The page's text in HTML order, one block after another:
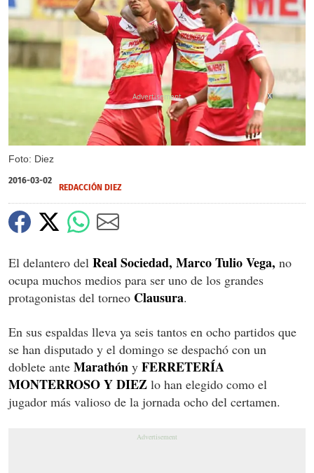
Foto: Diez
X
2016-03-02
REDACCIÓN DIEZ
El delantero del Real Sociedad, Marco Tulio Vega, no
ocupa muchos medios para ser uno de los grandes
protagonistas del torneo Clausura.
En sus espaldas lleva ya seis tantos en ocho partidos que
se han disputado y el domingo se despachó con un
doblete ante Marathón y FERRETERÍA
MONTERROSO Y DIEZ lo han elegido como el
jugador más valioso de la jornada ocho del certamen.